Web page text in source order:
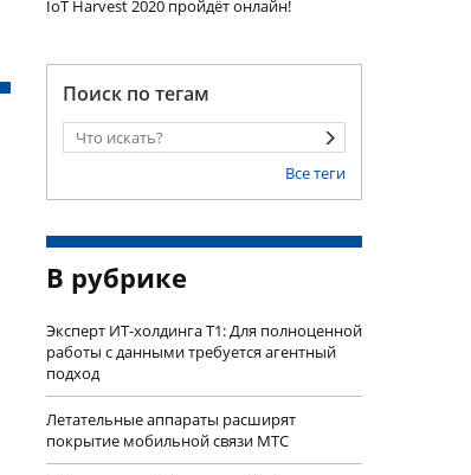
IoT Harvest 2020 пройдёт онлайн!
Поиск по тегам
Все теги
В рубрике
Эксперт ИТ-холдинга Т1: Для полноценной
работы с данными требуется агентный
подход
Летательные аппараты расширят
покрытие мобильной связи МТС